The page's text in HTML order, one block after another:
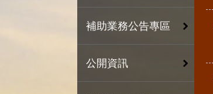
補助業務公告專區
公開資訊